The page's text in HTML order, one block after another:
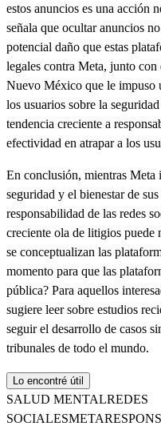
estos anuncios es una acción
señala que ocultar anuncios
potencial daño que estas
legales contra Meta, junto
Nuevo México que le impuso
los usuarios sobre la
tendencia creciente a
efectividad en atrapar a los
En conclusión, mientras Meta
seguridad y el bienestar de
responsabilidad de las redes
creciente ola de litigios
se conceptualizan las
momento para que las
pública? Para aquellos
sugiere leer sobre estudios
seguir el desarrollo de casos
tribunales de todo el mundo.
Lo encontré útil
SALUD MENTALREDES
SOCIALESMETA